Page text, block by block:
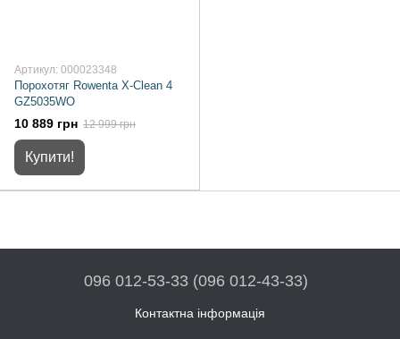
Артикул: 000023348
Порохотяг Rowenta X-Clean 4
GZ5035WO
10 889 грн 12 999 грн
Купити!
096 012-53-33 (096 012-43-33)
Контактна інформація